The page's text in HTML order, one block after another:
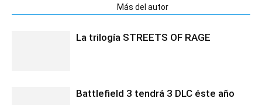
Más del autor
La trilogía STREETS OF RAGE
Battlefield 3 tendrá 3 DLC éste año